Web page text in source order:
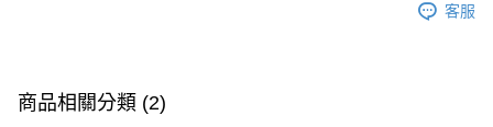
客服
商品相關分類 (2)